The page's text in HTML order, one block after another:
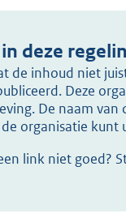
deze
de inhoud niet
Deze
De naam
organisatie kunt
link niet goed?